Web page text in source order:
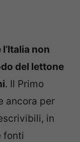
non
del lettone
. Il Primo
ancora per
in
fonti